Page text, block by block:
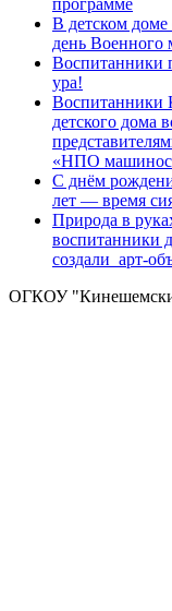
программе
В детском доме
день Военного
Воспитанники
ура!
Воспитанники
детского дома
«НПО
С днём
лет — время
Природа в
воспитанники
создали арт-
ОГКОУ